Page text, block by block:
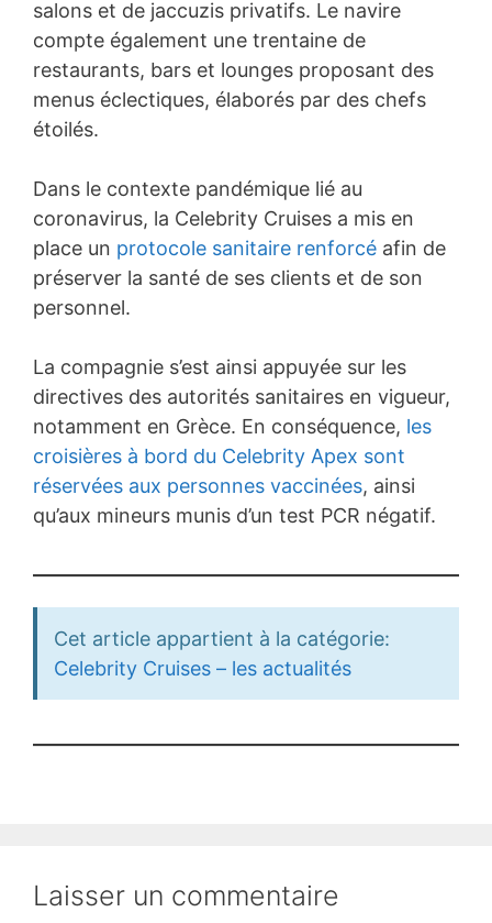
salons et de jaccuzis privatifs. Le navire
compte également une trentaine de
restaurants, bars et lounges proposant des
menus éclectiques, élaborés par des chefs
étoilés.
Dans le contexte pandémique lié au
coronavirus, la Celebrity Cruises a mis en
place un protocole sanitaire renforcé afin de
préserver la santé de ses clients et de son
personnel.
La compagnie s’est ainsi appuyée sur les
directives des autorités sanitaires en vigueur,
notamment en Grèce. En conséquence, les
croisières à bord du Celebrity Apex sont
réservées aux personnes vaccinées, ainsi
qu’aux mineurs munis d’un test PCR négatif.
Cet article appartient à la catégorie:
Celebrity Cruises – les actualités
Laisser un commentaire